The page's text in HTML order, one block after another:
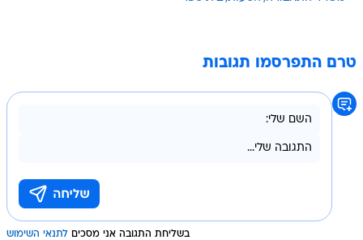
טרם התפרסמו תגובות
בשליחת התגובה אני מסכים לתנאי השימוש